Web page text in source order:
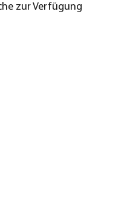
zur Verfügung